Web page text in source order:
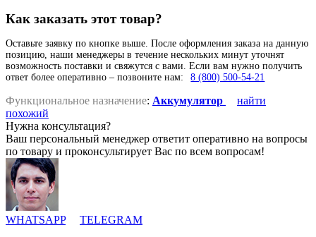
Как заказать этот товар?
Оставьте заявку по кнопке выше. После оформления заказа на данную
позицию, наши менеджеры в течение нескольких минут уточнят
возможность поставки и свяжутся с вами. Если вам нужно получить
ответ более оперативно – позвоните нам:
8 (800) 500-54-21
Функциональное назначение: Аккумулятор
найти
похожий
Нужна консультация?
Ваш персональный менеджер ответит оперативно на вопросы
по товару и проконсультирует Вас по всем вопросам!
WHATSAPP TELEGRAM